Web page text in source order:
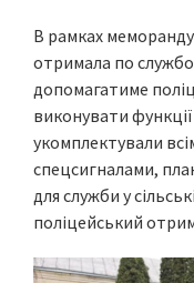
В рамках
отримала по
допомагатиме
виконувати
укомплектували
спецсигналами,
для служби у
поліцейський